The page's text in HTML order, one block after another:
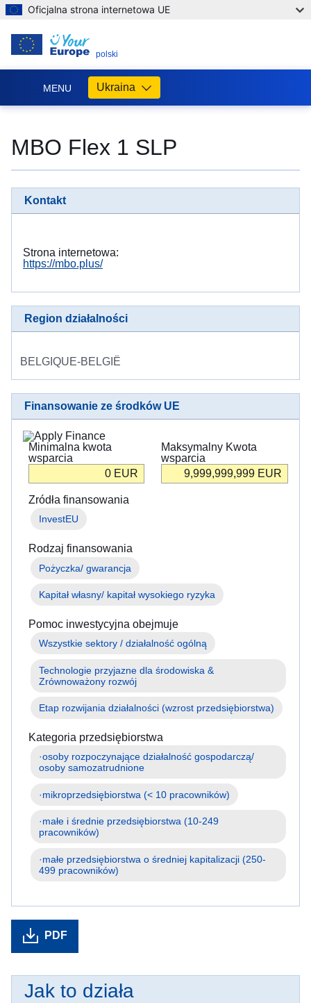
Oficjalna strona internetowa UE
polski
MENU Ukraina
Україні
від
війни
Україні
Ви
можете
допомогти
для
бізнесу
dla
uciekających
Ukrainy
wojną
Jak
Informacje
przedsiębiorstw
MBO Flex 1 SLP
Kontakt
Strona internetowa:
https://mbo.plus/
Region działalności
BELGIQUE-BELGIË
Finansowanie ze środków UE
Minimalna kwota
wsparcia
0 EUR
Maksymalny Kwota
wsparcia
9,999,999,999 EUR
Zródła finansowania
InvestEU
Rodzaj finansowania
Pożyczka/ gwarancja
Kapitał własny/ kapitał wysokiego ryzyka
Pomoc inwestycyjna obejmuje
Wszystkie sektory / działalność ogólną
Technologie przyjazne dla środowiska &
Zrównoważony rozwój
Etap rozwijania działalności (wzrost przedsiębiorstwa)
Kategoria przedsiębiorstwa
·osoby rozpoczynające działalność gospodarczą/
·mikroprzedsiębiorstwa (< 10 pracowników)
·małe i średnie przedsiębiorstwa (10-249
pracowników)
·małe przedsiębiorstwa o średniej kapitalizacji (250-
499 pracowników)
PDF
Jak to działa